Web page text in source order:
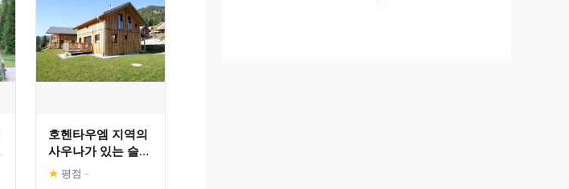
호헨타우엠 지역의
사우나가 있는 슬로
프 디럭스 샬레
★ 평점 –